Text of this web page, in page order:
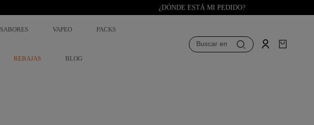
¿DÓNDE ESTÁ MI PEDIDO?
SABORES VAPEO PACKS
REBAJAS BLOG
Buscar en